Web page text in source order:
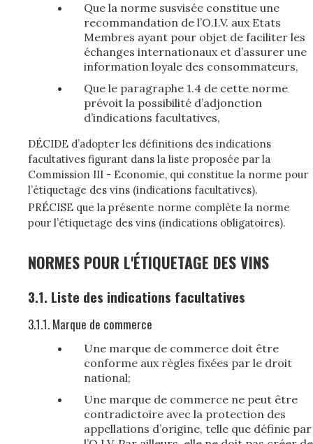
Que la norme susvisée constitue une
recommandation de l’O.I.V. aux Etats
Membres ayant pour objet de faciliter les
échanges internationaux et d’assurer une
information loyale des consommateurs,
Que le paragraphe 1.4 de cette norme
prévoit la possibilité d’adjonction
d’indications facultatives,
DÉCIDE d’adopter les définitions des indications
facultatives figurant dans la liste proposée par la
Commission III - Economie, qui constitue la norme pour
l’étiquetage des vins (indications facultatives).
PRÉCISE que la présente norme complète la norme
pour l’étiquetage des vins (indications obligatoires).
NORMES POUR L'ÉTIQUETAGE DES VINS
3.1. Liste des indications facultatives
3.1.1. Marque de commerce
Une marque de commerce doit être
conforme aux règles fixées par le droit
national;
Une marque de commerce ne peut être
contradictoire avec la protection des
appellations d’origine, telle que définie par